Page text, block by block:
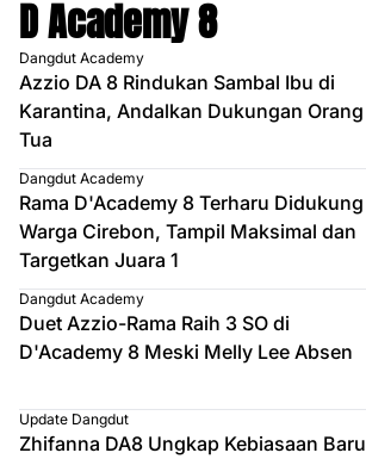
D Academy 8
Dangdut Academy
Azzio DA 8 Rindukan Sambal Ibu di
Karantina, Andalkan Dukungan Orang
Tua
Dangdut Academy
Rama D'Academy 8 Terharu Didukung
Warga Cirebon, Tampil Maksimal dan
Targetkan Juara 1
Dangdut Academy
Duet Azzio-Rama Raih 3 SO di
D'Academy 8 Meski Melly Lee Absen
Update Dangdut
Zhifanna DA8 Ungkap Kebiasaan Baru